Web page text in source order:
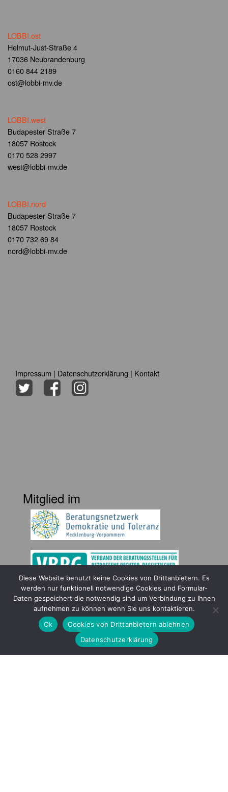
LOBBI.ost
Helmut-Just-Straße 4
17036 Neubrandenburg
0160 844 2189
ost@lobbi-mv.de
LOBBI.west
Budapester Straße 7
18057 Rostock
0170 528 2997
west@lobbi-mv.de
LOBBI.nord
Budapester Straße 7
18057 Rostock
0170 732 69 84
nord@lobbi-mv.de
Impressum | Datenschutzerklärung | Kontakt
Mitglied im
Gefördert durch
Diese Website benutzt keine Cookies von Drittanbietern. Es
werden nur funktionell notwendige Cookies und Formular-
Daten gespeichert die notwendig sind um Verbindung zu Ihnen
aufnehmen zu können wenn Sie uns kontaktieren.
Ok
Cookies von Drittanbietern ablehnen
Datenschutzerklärung